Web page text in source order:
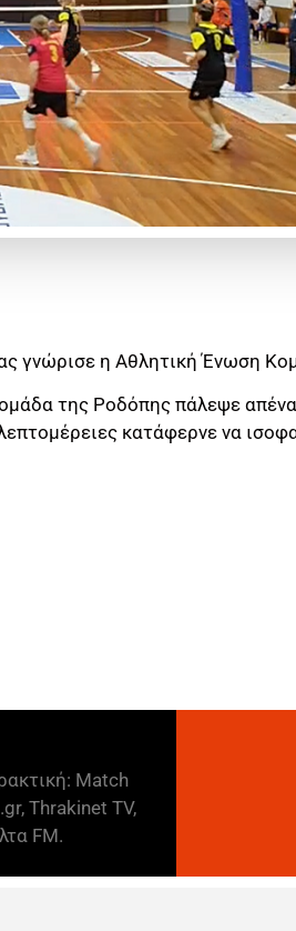
γνώρισε η Αθλητική Ένωση
της Ροδόπης πάλεψε
κατάφερνε να
Match
Thrakinet TV,
FM.